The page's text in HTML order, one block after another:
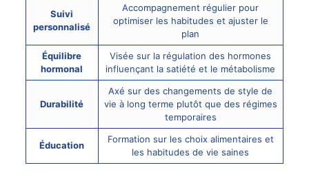
Suivi
personnalisé
Accompagnement régulier pour
optimiser les habitudes et ajuster le
plan
Équilibre
hormonal
Visée sur la régulation des hormones
influençant la satiété et le métabolisme
Durabilité
Axé sur des changements de style de
vie à long terme plutôt que des régimes
temporaires
Éducation
Formation sur les choix alimentaires et
les habitudes de vie saines